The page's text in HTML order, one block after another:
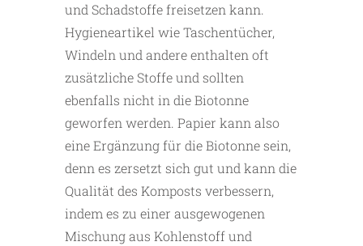
und Schadstoffe freisetzen kann.
Hygieneartikel wie Taschentücher,
Windeln und andere enthalten oft
zusätzliche Stoffe und sollten
ebenfalls nicht in die Biotonne
geworfen werden. Papier kann also
eine Ergänzung für die Biotonne sein,
denn es zersetzt sich gut und kann die
Qualität des Komposts verbessern,
indem es zu einer ausgewogenen
Mischung aus Kohlenstoff und